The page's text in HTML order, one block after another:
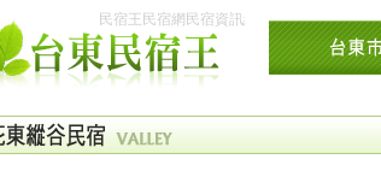
民宿王民宿網民宿資訊網台東花東花蓮綠島